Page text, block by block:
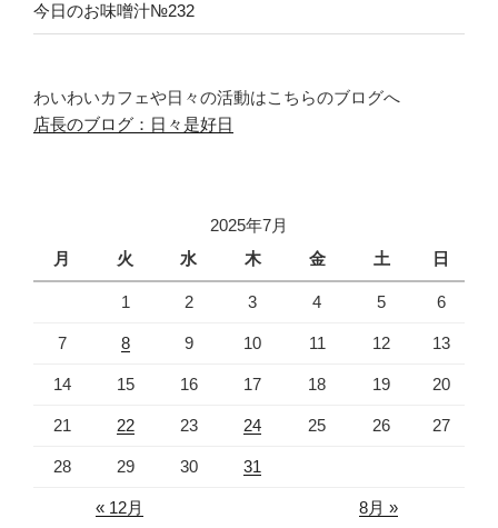
今日のお味噌汁№232
わいわいカフェや日々の活動はこちらのブログへ
店長のブログ：日々是好日
2025年7月
月
火 水 木 金 土 日
1 2 3 4 5 6
7 8 9 10 11 12 13
14 15 16 17 18 19 20
21 22 23 24 25 26 27
28 29 30 31
« 12月 8月 »